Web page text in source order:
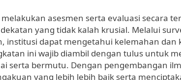
asesmen serta evaluasi secara
yang tidak kalah krusial. Melalui
institusi dapat mengetahui kelemahan
ini wajib diambil dengan tulus untuk
serta bermutu. Dengan pengembangan
yang lebih lebih baik serta